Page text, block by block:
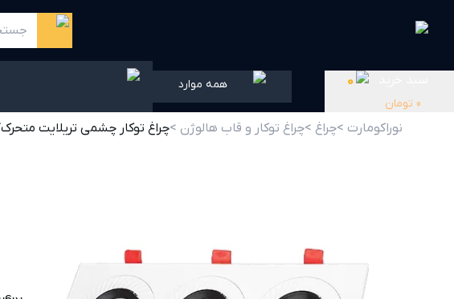
همه موارد
0 تومان
0
نوراکومارت >چراغ >چراغ توکار و قاب هالوژن >چراغ توکار چشمی تریلایت متحرک3x7 وات SMD رینگ مشکی پارس شعاع توس